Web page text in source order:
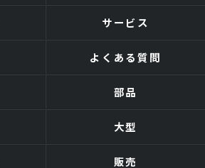
サービス
よくある質問
部品
大型
販売